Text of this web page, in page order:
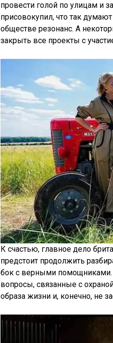
провести голой по улицам и
присовокупил, что так
обществе резонанс. А
закрыть все проекты с
К счастью, главное дело
предстоит продолжить
бок с верными
вопросы, связанные с
образа жизни и, конечно, не